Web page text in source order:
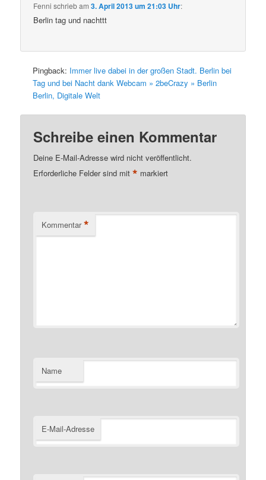
Fenni schriebam3. April 2013 um 21:03 Uhr:
Berlin tag und nachttt
Pingback: Immer live dabei in der großen Stadt. Berlin bei
Tag und bei Nacht dank Webcam » 2beCrazy » Berlin
Berlin, Digitale Welt
Schreibe einen Kommentar
Deine E-Mail-Adresse wird nicht veröffentlicht.
Erforderliche Felder sind mit* markiert
Kommentar *
Name
E-Mail-Adresse